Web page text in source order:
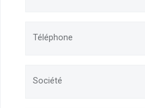
Téléphone
Société